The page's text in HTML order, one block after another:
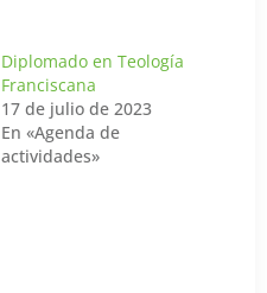
Diplomado en Teología
Franciscana
17 de julio de 2023
En «Agenda de
actividades»